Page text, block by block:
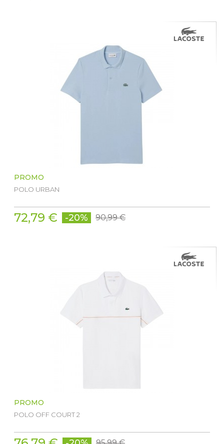
PROMO
POLO URBAN
72,79 € -20% 90,99 €
PROMO
POLO OFF COURT 2